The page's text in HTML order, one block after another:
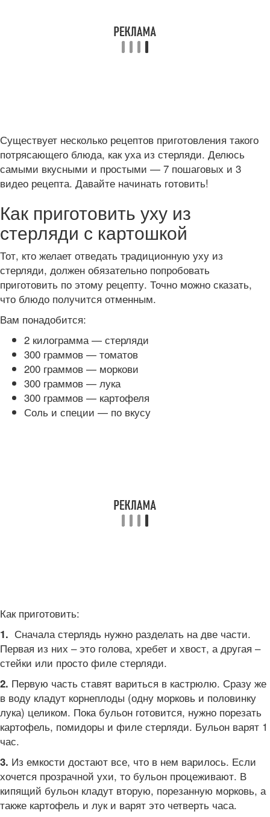
Существует несколько рецептов приготовления такого
потрясающего блюда, как уха из стерляди. Делюсь
самыми вкусными и простыми — 7 пошаговых и 3
видео рецепта. Давайте начинать готовить!
Как приготовить уху из
стерляди с картошкой
Тот, кто желает отведать традиционную уху из
стерляди, должен обязательно попробовать
приготовить по этому рецепту. Точно можно сказать,
что блюдо получится отменным.
Вам понадобится:
2 килограмма — стерляди
300 граммов — томатов
200 граммов — моркови
300 граммов — лука
300 граммов — картофеля
Соль и специи — по вкусу
Как приготовить:
1. Сначала стерлядь нужно разделать на две части.
Первая из них – это голова, хребет и хвост, а другая –
стейки или просто филе стерляди.
2. Первую часть ставят вариться в кастрюлю. Сразу же
в воду кладут корнеплоды (одну морковь и половинку
лука) целиком. Пока бульон готовится, нужно порезать
картофель, помидоры и филе стерляди. Бульон варят 1
час.
3. Из емкости достают все, что в нем варилось. Если
хочется прозрачной ухи, то бульон процеживают. В
кипящий бульон кладут вторую, порезанную морковь, а
также картофель и лук и варят это четверть часа.